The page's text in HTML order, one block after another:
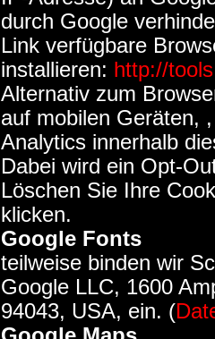
durch Google
Link verfügbare
installieren: http://
Alternativ zum
auf mobilen Geräten,
Analytics innerhalb
Dabei wird ein Opt-
Löschen Sie Ihre
klicken.
Google Fonts
teilweise binden wir
Google LLC, 1600
94043, USA, ein. (